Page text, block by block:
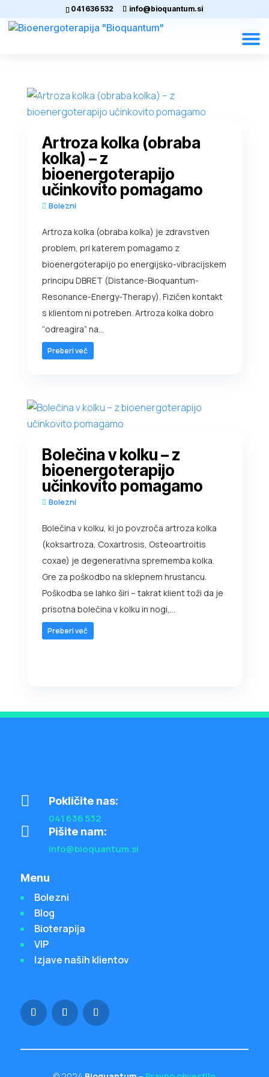
041 636 532 info@bioquantum.si
Artroza kolka (obraba
kolka) – z
bioenergoterapijo
učinkovito pomagamo
Bolezni
Artroza kolka (obraba kolka) je zdravstven
problem, pri katerem pomagamo z
bioenergoterapijo po energijsko-vibracijskem
principu DBRET (Distance-Bioquantum-
Resonance-Energy-Therapy). Fizičen kontakt
s klientom ni potreben. Artroza kolka dobro
“odreagira” na...
Preberi več
Bolečina v kolku – z
bioenergoterapijo
učinkovito pomagamo
Bolezni
Bolečina v kolku, ki jo povzroča artroza kolka
(koksartroza, Coxartrosis, Osteoartroitis
coxae) je degenerativna sprememba kolka.
Gre za poškodbo na sklepnem hrustancu.
Poškodba se lahko širi – takrat klient toži da je
prisotna bolečina v kolku in nogi,...
Preberi več

Pokličite nas:
041 636 532

Pišite nam:
info@bioquantum.si
Menu
Bolezni
Blog
Bioterapija
VIP
Izjave naših klientov